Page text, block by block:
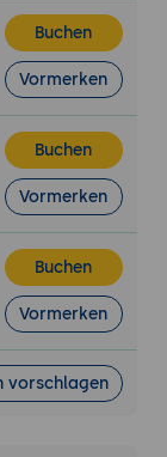
basierend
von
Buchen
Vormerken
Buchen
Vormerken
Buchen
Vormerken
vorschlagen